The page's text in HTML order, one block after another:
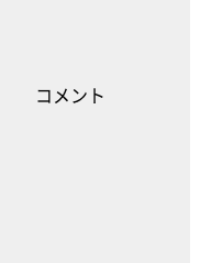
コメント